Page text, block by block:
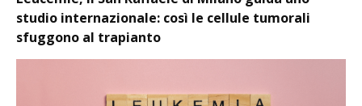
studio internazionale: così le cellule tumorali
sfuggono al trapianto